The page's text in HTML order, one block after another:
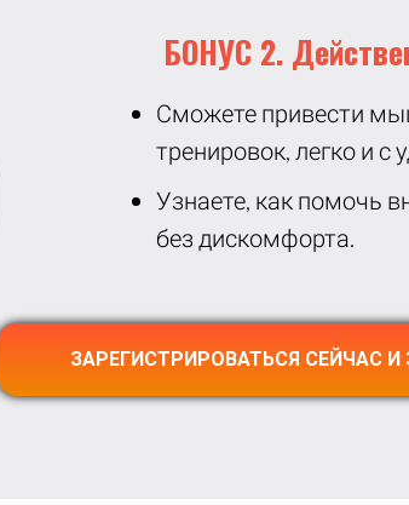
БОНУС 2.
Сможете привести
тренировок, легко и с
Узнаете, как помочь
без дискомфорта.
ЗАРЕГИСТРИРОВАТЬСЯ СЕЙЧАС